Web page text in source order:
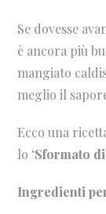
Se dovesse
è ancora più
mangiato
meglio il
Ecco una
lo ‘Sformato
Ingredienti